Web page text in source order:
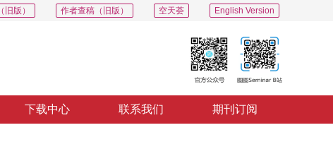
English Version
空天荟
作者查稿（旧版）
版）
下载中心 联系我们 期刊订阅